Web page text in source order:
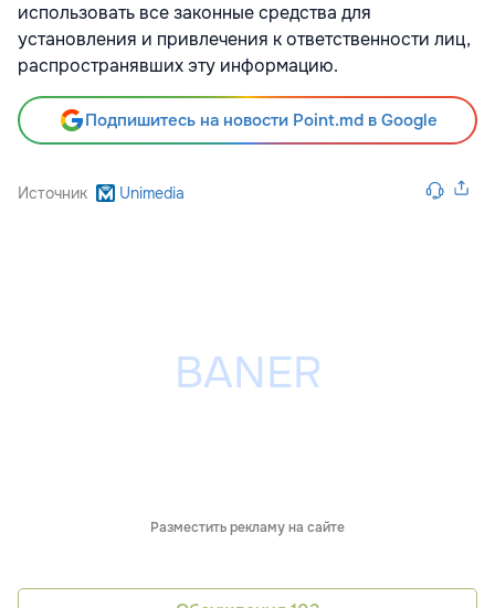
использовать все законные средства для
установления и привлечения к ответственности лиц,
распространявших эту информацию.
Подпишитесь на новости Point.md в Google
Источник Unimedia
Разместить рекламу на сайте